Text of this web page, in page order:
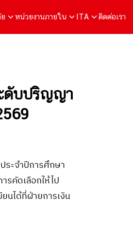
หน่วยงานภายใน ITA ติดต่อเรา
ะดับปริญญา
ระจำปีการศึกษา
รคัดเลือกให้ไป
นได้ที่ฝ่ายการเงิน